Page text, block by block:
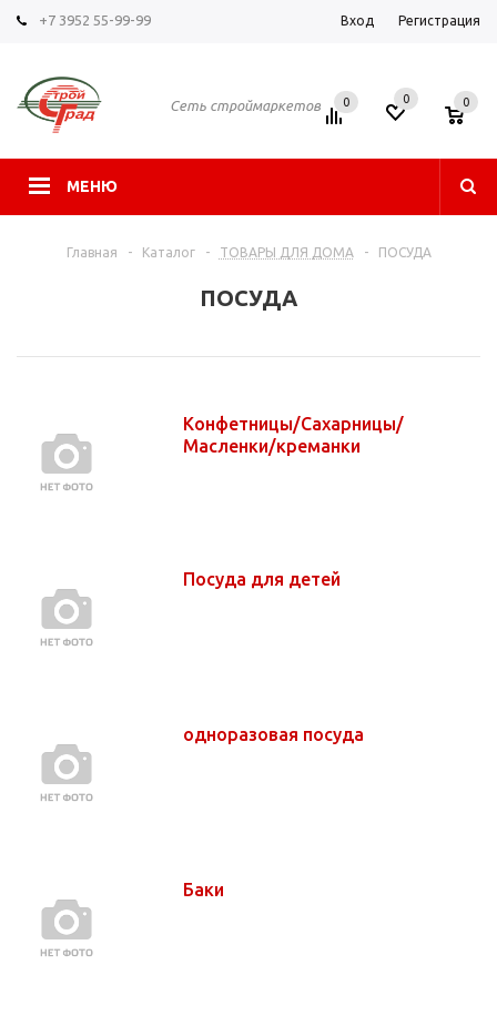
+7 3952 55-99-99 Вход Регистрация
Сеть строймаркетов
МЕНЮ
0 0 0
Главная - Каталог - ТОВАРЫ ДЛЯ ДОМА - ПОСУДА
ПОСУДА
Конфетницы/Сахарницы/
Масленки/креманки
Посуда для детей
одноразовая посуда
Баки